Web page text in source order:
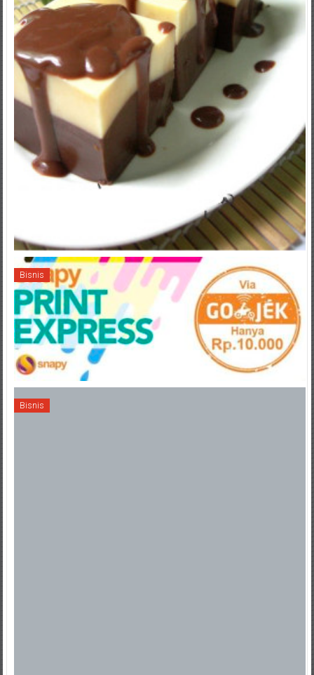
Bisnis
Bisnis